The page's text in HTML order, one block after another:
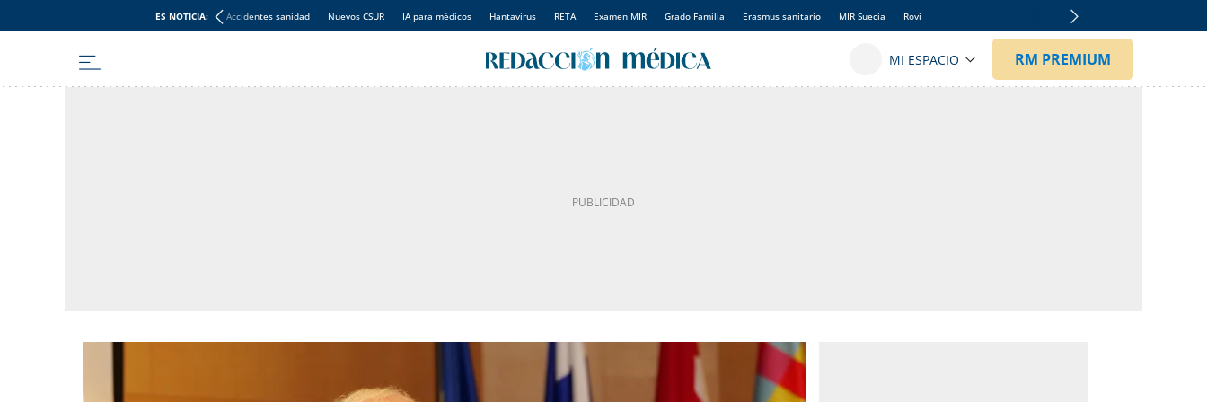
ES NOTICIA: Accidentes sanidad Nuevos CSUR IA para médicos Hantavirus RETA Examen MIR Grado Familia Erasmus sanitario MIR Suecia Rovi